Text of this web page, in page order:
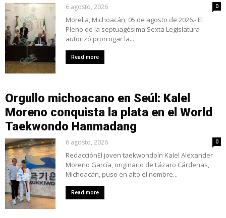
6 agosto, 2026 0
Morelia, Michoacán, 05 de agosto de 2026.- El
Pleno de la septuagésima Sexta Legislatura
autorizó prorrogar la...
Read more
Orgullo michoacano en Seúl: Kalel
Moreno conquista la plata en el World
Taekwondo Hanmadang
6 agosto, 2026 0
RedacciónEl joven taekwondoín Kalel Alexander
Moreno García, originario de Lázaro Cárdenas,
Michoacán, puso en alto el nombre...
Read more